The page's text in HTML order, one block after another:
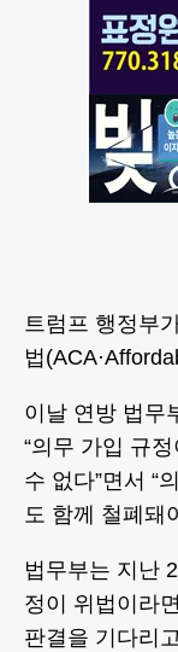
트럼프 행정부
법
이날 연방 법무
“의무 가입 규
수 없다”면서 “
도 함께 철폐돼
법무부는 지난
정이 위법이라
판결을 기다리